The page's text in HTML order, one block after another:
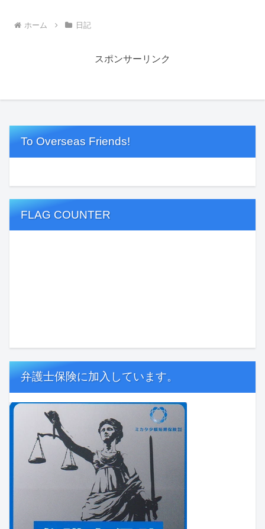
ホーム 日記
スポンサーリンク
To Overseas Friends!
FLAG COUNTER
弁護士保険に加入しています。